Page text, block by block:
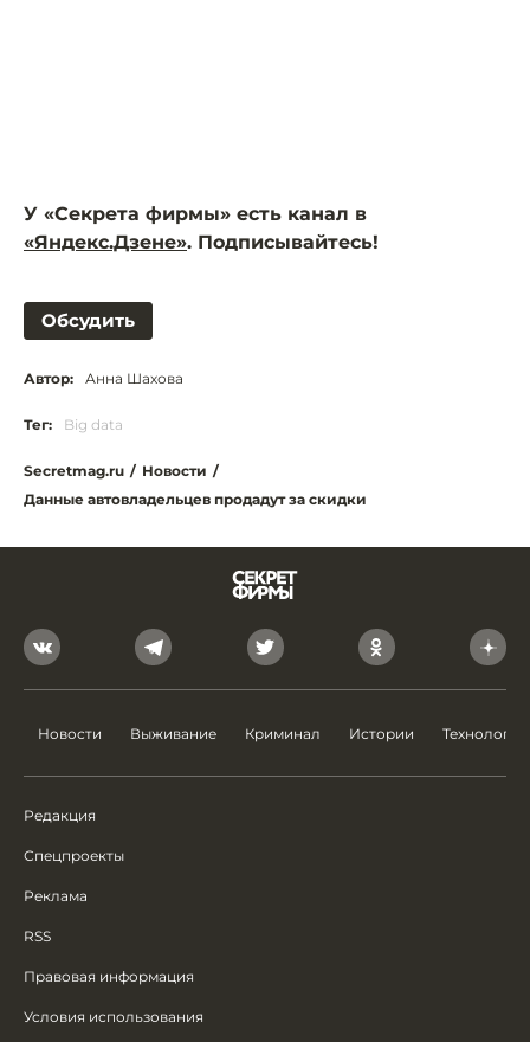
У «Секрета фирмы» есть канал в
«Яндекс.Дзене». Подписывайтесь!
Обсудить
Автор: Анна Шахова
Тег: Big data
Secretmag.ru / Новости /
Данные автовладельцев продадут за скидки
Новости Выживание Криминал Истории Технологии
Редакция
Спецпроекты
Реклама
RSS
Правовая информация
Условия использования